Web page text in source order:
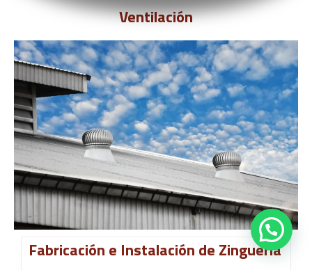
Ventilación
Fabricación e Instalación de Zinguería